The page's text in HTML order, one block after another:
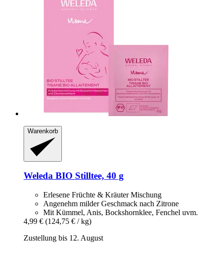
Warenkorb
Weleda BIO Stilltee, 40 g
Erlesene Früchte & Kräuter Mischung
Angenehm milder Geschmack nach Zitrone
Mit Kümmel, Anis, Bockshornklee, Fenchel uvm.
4,99 € (124,75 € / kg)
Zustellung bis 12. August